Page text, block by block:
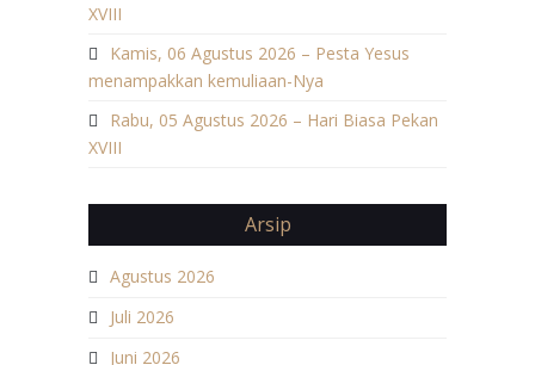
XVIII
Kamis, 06 Agustus 2026 – Pesta Yesus
menampakkan kemuliaan-Nya
Rabu, 05 Agustus 2026 – Hari Biasa Pekan
XVIII
Arsip
Agustus 2026
Juli 2026
Juni 2026